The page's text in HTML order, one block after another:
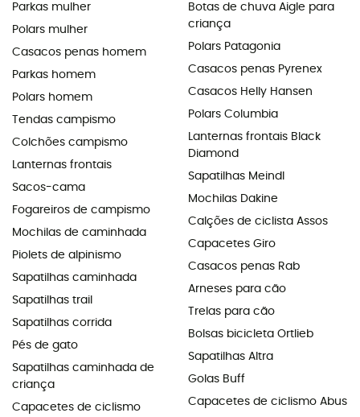
Parkas mulher
Polars mulher
Casacos penas homem
Parkas homem
Polars homem
Tendas campismo
Colchões campismo
Lanternas frontais
Sacos-cama
Fogareiros de campismo
Mochilas de caminhada
Piolets de alpinismo
Sapatilhas caminhada
Sapatilhas trail
Sapatilhas corrida
Pés de gato
Sapatilhas caminhada de
criança
Capacetes de ciclismo
Botas de chuva Aigle para
criança
Polars Patagonia
Casacos penas Pyrenex
Casacos Helly Hansen
Polars Columbia
Lanternas frontais Black
Diamond
Sapatilhas Meindl
Mochilas Dakine
Calções de ciclista Assos
Capacetes Giro
Casacos penas Rab
Arneses para cão
Trelas para cão
Bolsas bicicleta Ortlieb
Sapatilhas Altra
Golas Buff
Capacetes de ciclismo Abus